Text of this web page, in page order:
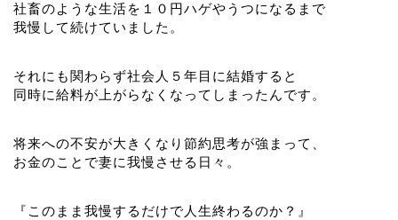
社畜のような生活を１０円ハゲやうつになるまで
我慢して続けていました。
それにも関わらず社会人５年目に結婚すると
同時に給料が上がらなくなってしまったんです。
将来への不安が大きくなり節約思考が強まって、
お金のことで妻に我慢させる日々。
『このまま我慢するだけで人生終わるのか？』